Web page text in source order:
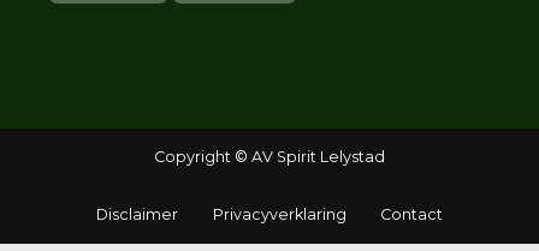
Copyright © AV Spirit Lelystad
Disclaimer Privacyverklaring Contact